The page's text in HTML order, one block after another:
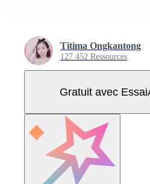
Titima Ongkantong
127 452 Ressources
Gratuit avec Essai